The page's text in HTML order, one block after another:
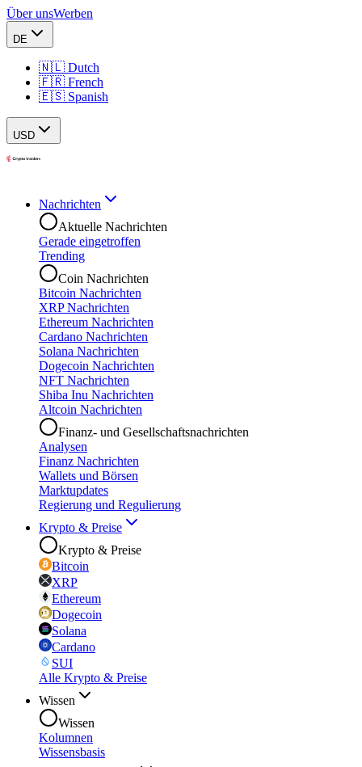
Über unsWerben
DE
🇳🇱 Dutch
🇫🇷 French
🇪🇸 Spanish
USD
Nachrichten
Aktuelle Nachrichten
Gerade eingetroffen
Trending
Coin Nachrichten
Bitcoin Nachrichten
XRP Nachrichten
Ethereum Nachrichten
Cardano Nachrichten
Solana Nachrichten
Dogecoin Nachrichten
NFT Nachrichten
Shiba Inu Nachrichten
Altcoin Nachrichten
Finanz- und Gesellschaftsnachrichten
Analysen
Finanz Nachrichten
Wallets und Börsen
Marktupdates
Regierung und Regulierung
Krypto & Preise
Krypto & Preise
Bitcoin
XRP
Ethereum
Dogecoin
Solana
Cardano
SUI
Alle Krypto & Preise
Wissen
Wissen
Kolumnen
Wissensbasis